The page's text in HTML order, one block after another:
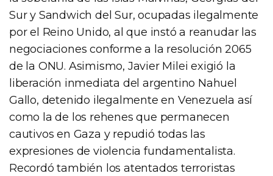
Sur y Sandwich del Sur, ocupadas ilegalmente
por el Reino Unido, al que instó a reanudar las
negociaciones conforme a la resolución 2065
de la ONU. Asimismo, Javier Milei exigió la
liberación inmediata del argentino Nahuel
Gallo, detenido ilegalmente en Venezuela así
como la de los rehenes que permanecen
cautivos en Gaza y repudió todas las
expresiones de violencia fundamentalista.
Recordó también los atentados terroristas